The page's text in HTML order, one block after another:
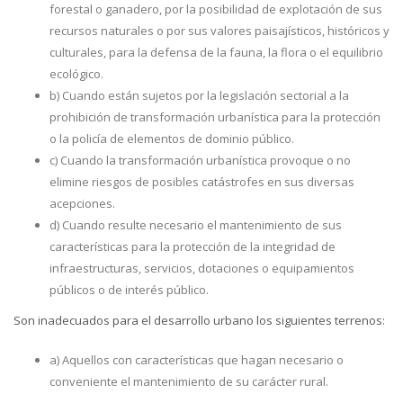
forestal o ganadero, por la posibilidad de explotación de sus
recursos naturales o por sus valores paisajísticos, históricos y
culturales, para la defensa de la fauna, la flora o el equilibrio
ecológico.
b) Cuando están sujetos por la legislación sectorial a la
prohibición de transformación urbanística para la protección
o la policía de elementos de dominio público.
c) Cuando la transformación urbanística provoque o no
elimine riesgos de posibles catástrofes en sus diversas
acepciones.
d) Cuando resulte necesario el mantenimiento de sus
características para la protección de la integridad de
infraestructuras, servicios, dotaciones o equipamientos
públicos o de interés público.
Son inadecuados para el desarrollo urbano los siguientes terrenos:
a) Aquellos con características que hagan necesario o
conveniente el mantenimiento de su carácter rural.